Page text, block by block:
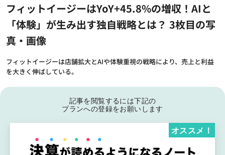
フィットイージーはYoY+45.8%の増収！AIと
「体験」が生み出す独自戦略とは？ 3枚目の写
真・画像
フィットイージーは店舗拡大とAIや体験重視の戦略により、売上と利益
を大きく伸ばしている。
記事を閲覧するには下記の
プランへの登録をお願いします
オススメ！